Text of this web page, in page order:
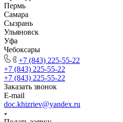
Пермь
Самара
Сызрань
Ульяновск
Уфа
Чебоксары
+7 (843) 225-55-22
+7 (843) 225-55-22
+7 (843) 225-55-22
Заказать звонок
E-mail
doc.khizriev@yandex.ru